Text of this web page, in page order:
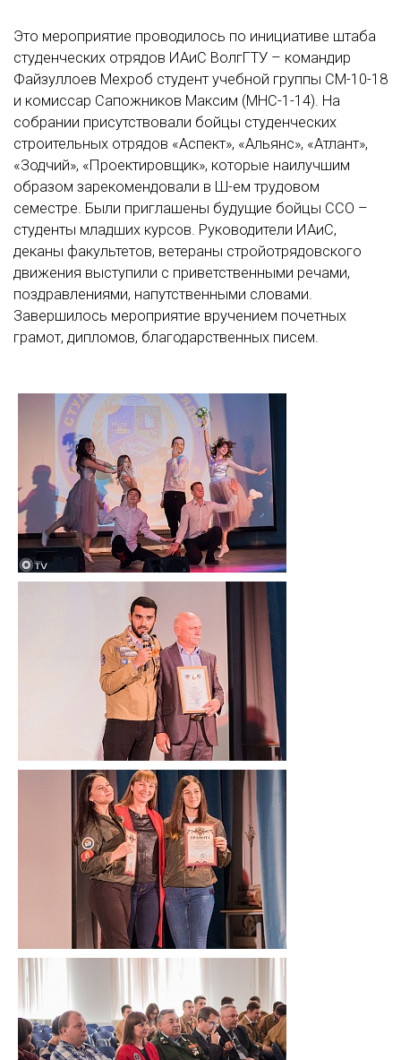
Это мероприятие проводилось по инициативе штаба
студенческих отрядов ИАиС ВолгГТУ – командир
Файзуллоев Мехроб студент учебной группы СМ-10-18
и комиссар Сапожников Максим (МНС-1-14). На
собрании присутствовали бойцы студенческих
строительных отрядов «Аспект», «Альянс», «Атлант»,
«Зодчий», «Проектировщик», которые наилучшим
образом зарекомендовали в Ш-ем трудовом
семестре. Были приглашены будущие бойцы ССО –
студенты младших курсов. Руководители ИАиС,
деканы факультетов, ветераны стройотрядовского
движения выступили с приветственными речами,
поздравлениями, напутственными словами.
Завершилось мероприятие вручением почетных
грамот, дипломов, благодарственных писем.